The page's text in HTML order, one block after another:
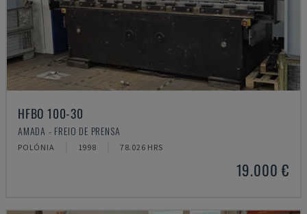
HFBO 100-30
AMADA - FREIO DE PRENSA
POLÓNIA 1998 78.026 HRS
19.000 €